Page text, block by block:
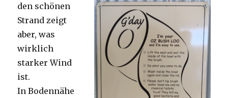
den schönen
Strand zeigt
aber, was
wirklich
starker Wind
ist.
In Bodennähe